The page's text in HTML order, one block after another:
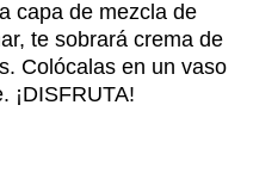
capa de mezcla de
te sobrará crema de
Colócalas en un vaso
¡DISFRUTA!